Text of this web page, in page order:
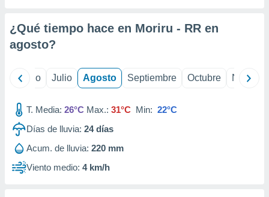
e
de
¿Qué tiempo hace en Moriru - RR en
agosto?
Junio Julio Agosto Septiembre Octubre
T. Media: 26°C Max.: 31°C Min: 22°C
Días de lluvia: 24días
Acum. de lluvia: 220 mm
Viento medio: 4 km/h